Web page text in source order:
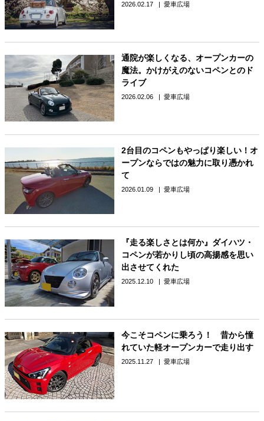
2026.02.17 愛車広場
通院が楽しくなる、オープンカーの
魔法。かけがえのないコペンとのド
ライブ
2026.02.06 愛車広場
2台目のコペンもやっぱり楽しい！オ
ープンならではの魅力に取り憑かれ
て
2026.01.09 愛車広場
『走る楽しさとは何か』ダイハツ・
コペンが若かりし頃の高揚感を思い
出させてくれた
2025.12.10 愛車広場
今こそコペンに乗ろう！ 昔から憧
れていた軽オープンカーで走り出す
2025.11.27 愛車広場